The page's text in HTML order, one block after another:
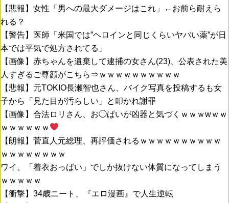
【悲報】女性「男への最大ダメージはこれ」←お前ら耐えら
れる？
【警告】医師「米国では”ヘロインと同じくらいヤバい薬”が日
本では平気で処方されてる」
【画像】赤ちゃんを遺棄して逮捕の女さん(23)、公表された美
人すぎるご尊顔がこちら⇒ｗｗｗｗｗｗｗｗｗｗ
【悲報】元TOKIO長瀬智也さん、バイク写真を投稿するも女
子から「見た目が汚らしい」と叩かれ謝罪
【画像】合法ロリさん、お◯ぱいが凶器と気づくｗｗｗwｗｗ
ｗｗｗｗｗｗ
【朗報】菅直人元総理、再評価されるｗｗｗｗｗｗｗｗｗｗ
ｗｗｗｗｗｗｗｗ
ワイ、「着衣おっばい」でしか抜けない体質になってしまう
ｗｗｗｗｗ
【衝撃】34歳ニート、『エロ漫画』で人生逆転